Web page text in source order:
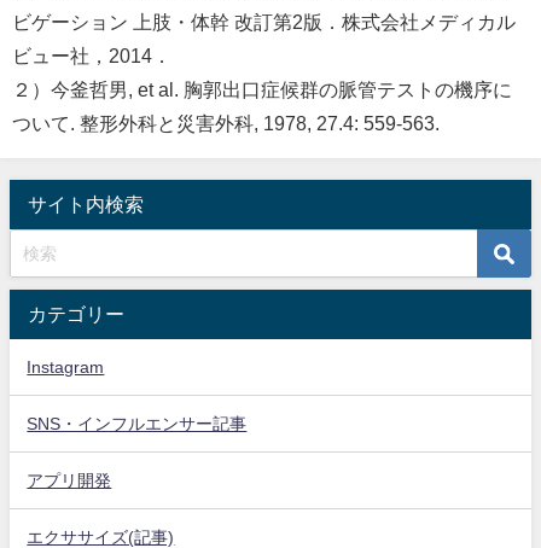
ビゲーション 上肢・体幹 改訂第2版．株式会社メディカル
ビュー社，2014．
２）今釜哲男, et al. 胸郭出口症候群の脈管テストの機序に
ついて. 整形外科と災害外科, 1978, 27.4: 559-563.
サイト内検索
カテゴリー
Instagram
SNS・インフルエンサー記事
アプリ開発
エクササイズ(記事)